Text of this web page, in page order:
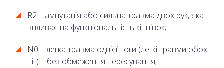
R2 – ампутація або сильна травма двох рук, яка
впливає на функціональність кінцівок;
N0 – легка травма однієї ноги (легкі травми обох
ніг) – без обмеження пересування;